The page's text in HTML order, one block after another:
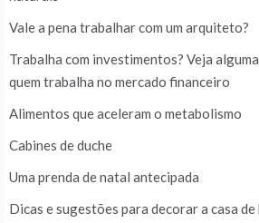
Vale a pena trabalhar com um arquiteto?
Trabalha com investimentos? Veja
quem trabalha no mercado financeiro
Alimentos que aceleram o metabolismo
Cabines de duche
Uma prenda de natal antecipada
Dicas e sugestões para decorar a casa de